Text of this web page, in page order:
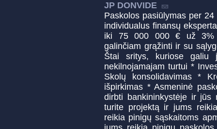
JP DONVIDE
Paskolos pasiūlymas per
individualus finansų
iki 75 000 000 € už 3%
galinčiam grąžinti ir su
Štai sritys, kuriose galiu
nekilnojamajam turtui *
Skolų konsolidavimas *
išpirkimas * Asmeninė
dirbti bankininkystėje ir jūs
turite projektą ir jums
reikia pinigų sąskaitoms